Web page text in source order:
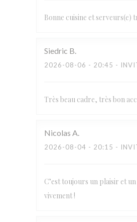
Bonne cuisine et serveurs(e)
Siedric B
2026-08-06 - 20:45 -
Très beau cadre, très bon
Nicolas A
2026-08-04 - 20:15 -
C’est toujours un plaisir et
vivement !